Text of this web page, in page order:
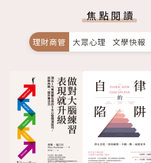
焦點閱讀
理財商管 大眾心理 文學快報